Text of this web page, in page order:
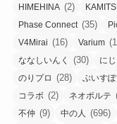
HIMEHINA (2)
Phase Connect (35)
V4Mirai (16) Varium
ななしいんく (30) に
のりプロ (28) ぶいすぽ
コラボ (2) ネオポルテ
不仲 (9) 中の人 (696)